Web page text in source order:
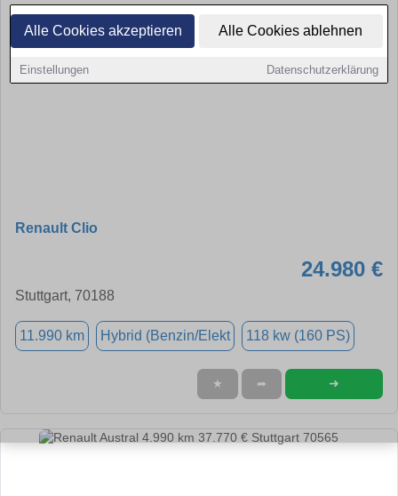
Alle Cookies akzeptieren Alle Cookies ablehnen
Einstellungen Datenschutzerklärung
Renault Clio
24.980 €
Stuttgart, 70188
11.990 km Hybrid (Benzin/Elekt 118 kw (160 PS)
★ ➦ ➜